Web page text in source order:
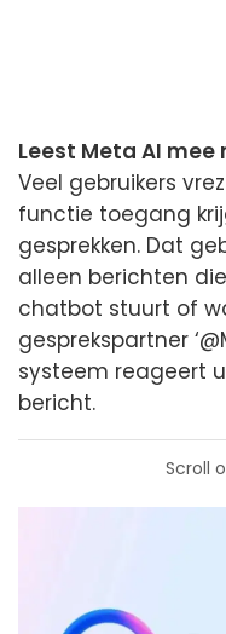
Leest Meta AI mee
Veel gebruikers
functie toegang
gesprekken. Dat
alleen berichten
chatbot stuurt of
gesprekspartner
systeem reageert
bericht.
Scroll